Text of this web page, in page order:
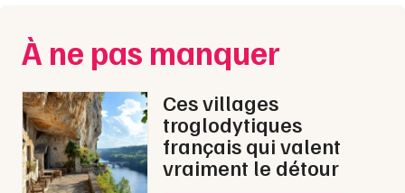
Concerts
Sports
Soirées
Sorties famille
Nice
Paris
Strasbourg
Toulouse
À ne pas manquer
Ces villages
troglodytiques
français qui valent
vraiment le détour